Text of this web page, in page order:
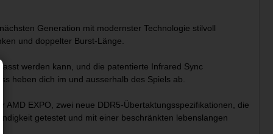
Generation mit modernster Technologie stilvoll
und doppelter Burst-Länge.
werden kann, und die patentierte Infrared Sync
heben dich im und ausserhalb des Spiels ab.
EXPO, zwei neue DDR5-Übertaktungsspezifikationen, die
getestet und mit einer beschränkten lebenslangen